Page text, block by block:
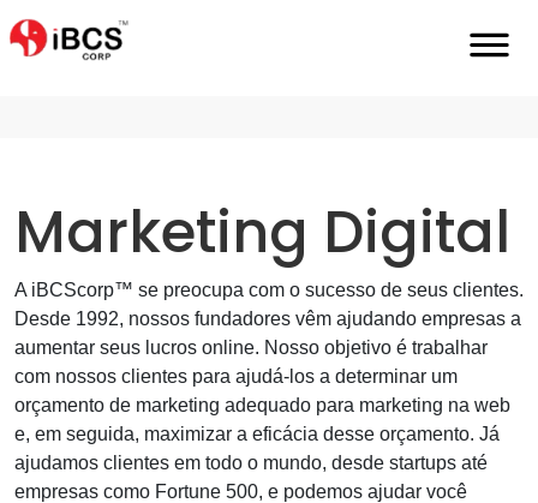
Serviços
Empresa-De-Marketing-Digital
Marketing Digital
A iBCScorp™ se preocupa com o sucesso de seus clientes.
Desde 1992, nossos fundadores vêm ajudando empresas a
aumentar seus lucros online. Nosso objetivo é trabalhar
com nossos clientes para ajudá-los a determinar um
orçamento de marketing adequado para marketing na web
e, em seguida, maximizar a eficácia desse orçamento. Já
ajudamos clientes em todo o mundo, desde startups até
empresas como Fortune 500, e podemos ajudar você